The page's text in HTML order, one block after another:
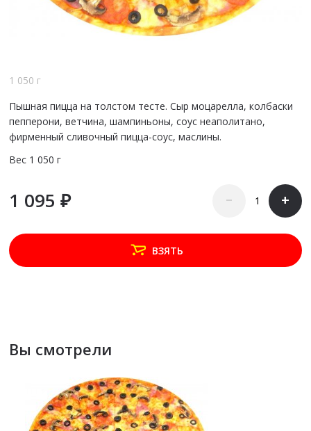
1 050 г
Пышная пицца на толстом тесте. Сыр моцарелла, колбаски
пепперони, ветчина, шампиньоны, соус неаполитано,
фирменный сливочный пицца-соус, маслины.
Вес 1 050 г
1 095 ₽ – +
ВЗЯТЬ
Вы смотрели